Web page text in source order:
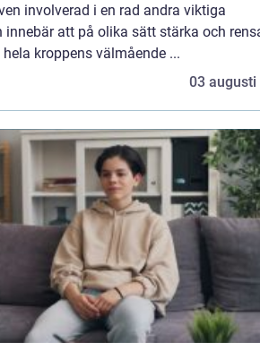
involverad i en rad andra viktiga
innebär att på olika sätt stärka och
kroppens välmående ...
03 augusti